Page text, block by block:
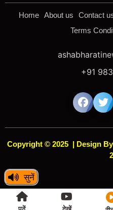
सुनें
Home About us Contact
Terms
+91
Copyright © 2025 | Design